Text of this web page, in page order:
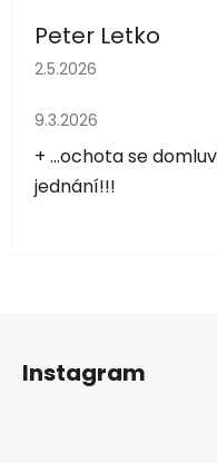
Peter Letko
Hodnocení obchodu
2.5.2026
Hodnocení obchodu
9.3.2026
+ ...ochota se
jednání!!!
Instagram